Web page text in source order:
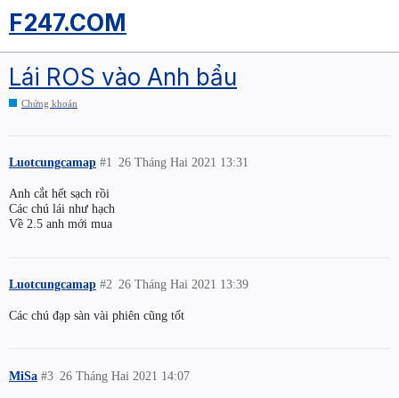
F247.COM
Lái ROS vào Anh bẩu
Chứng khoán
Luotcungcamap 26 Tháng Hai 2021 13:31
#1
Anh cắt hết sạch rồi
Các chú lái như hạch
Về 2.5 anh mới mua
Luotcungcamap 26 Tháng Hai 2021 13:39
#2
Các chú đạp sàn vài phiên cũng tốt
MiSa 26 Tháng Hai 2021 14:07
#3